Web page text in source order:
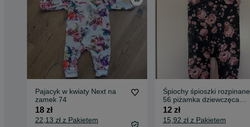
Pajacyk w kwiaty Next na
zamek 74
18 zł
22,13 zł z Pakietem
Śpiochy śpioszki rozpinane
56 piżamka dziewczęca
pajac bez rękawa
12 zł
15,92 zł z Pakietem